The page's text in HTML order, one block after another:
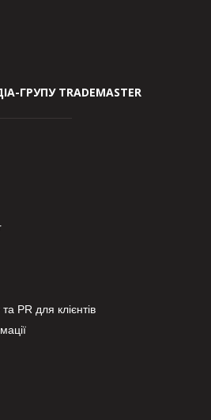
ГРУПУ TRADEMASTER
PR для клієнтів